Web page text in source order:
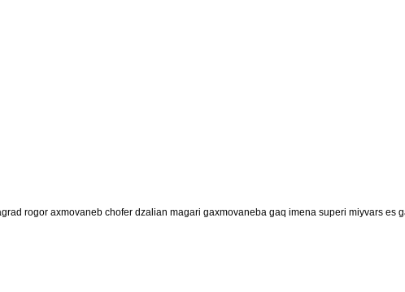
rogor axmovaneb chofer dzalian magari gaxmovaneba gaq imena superi miyvars es